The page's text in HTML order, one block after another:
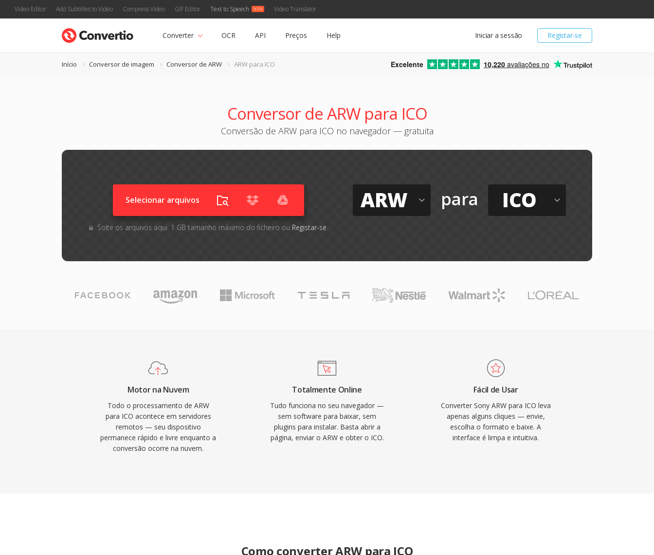
Video Editor Add Subtitles to Video Compress Video GIF Editor Text to Speech Video Translator
Registar-se
Iniciar a sessão
Converter OCR API Preços Help
Início Conversor de imagem Conversor de ARW ARW para ICO Excelente 10,220 avaliações no
Conversor de ARW para ICO
Conversão de ARW para ICO no navegador — gratuita
Selecionar arquivos
Solte os arquivos aqui. 1 GB tamanho máximo do ficheiro ou Registar-se
ARW para ICO
Motor na Nuvem
Todo o processamento de ARW
para ICO acontece em servidores
remotos — seu dispositivo
permanece rápido e livre enquanto a
conversão ocorre na nuvem.
Totalmente Online
Tudo funciona no seu navegador —
sem software para baixar, sem
plugins para instalar. Basta abrir a
página, enviar o ARW e obter o ICO.
Fácil de Usar
Converter Sony ARW para ICO leva
apenas alguns cliques — envie,
escolha o formato e baixe. A
interface é limpa e intuitiva.
Como converter ARW para ICO